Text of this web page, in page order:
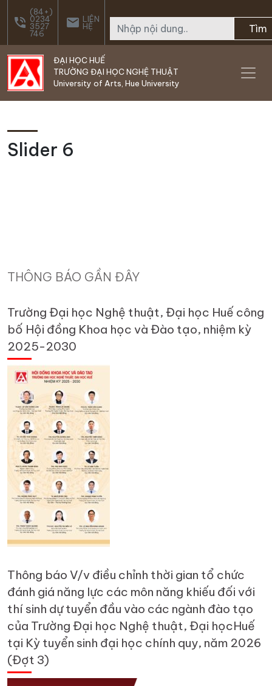
Skip to main content
phone_in_talk
(84+)
0234
3527
746
email LIÊN
HỆ Tìm
ĐẠI HỌC HUẾ
TRƯỜNG ĐẠI HỌC NGHỆ THUẬT
University of Arts, Hue University
Slider 6
THÔNG BÁO GẦN ĐÂY
Trường Đại học Nghệ thuật, Đại học Huế công
bố Hội đồng Khoa học và Đào tạo, nhiệm kỳ
2025-2030
Thông báo V/v điều chỉnh thời gian tổ chức
đánh giá năng lực các môn năng khiếu đối với
thí sinh dự tuyển đầu vào các ngành đào tạo
của Trường Đại học Nghệ thuật, Đại họcHuế
tại Kỳ tuyển sinh đại học chính quy, năm 2026
(Đợt 3)